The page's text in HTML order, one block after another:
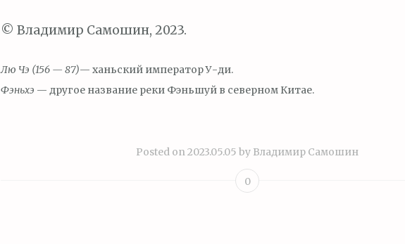
© Владимир Самошин, 2023.
Лю Чэ (156 — 87)— ханьский император У-ди.
Фэньхэ — другое название реки Фэньшуй в северном Китае.
Posted on2023.05.05 by Владимир Самошин
0